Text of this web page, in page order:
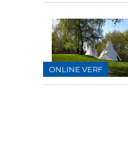
ONLINE VERF